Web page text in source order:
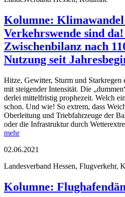
Kolumne:
Verkehrswende sind
Zwischenbilanz nach
Nutzung seit
Hitze, Gewitter, Sturm und Starkregen
mit steigender Intensität. Die
derlei mittelfristig prophezeit. Welch
schon. Und wie! So extrem, dass
Oberleitung und Triebfahrzeuge der
oder die Infrastruktur durch
mehr
02.06.2021
Landesverband Hessen, Flugverkehr,
Kolumne: